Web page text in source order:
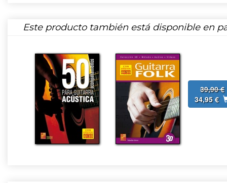
Este producto también está disponible en
39,90 €
34,95 €